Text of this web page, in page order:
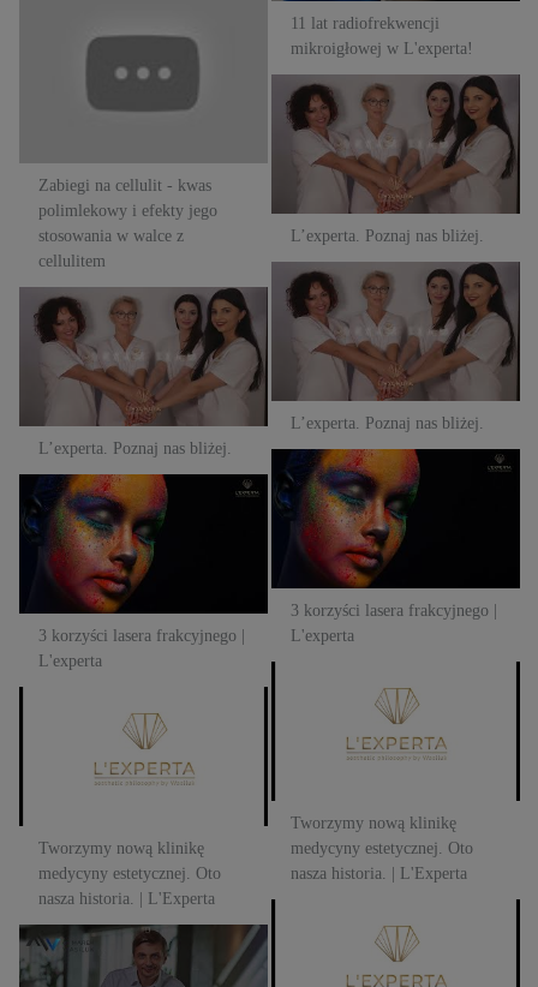
Zabiegi na cellulit - kwas
polimlekowy i efekty jego
stosowania w walce z
cellulitem
stosowania w walce z
L’experta. Poznaj nas bliżej.
L’experta. Poznaj nas bliżej.
Tworzymy nową klinikę
medycyny estetycznej. Oto
nasza historia. | L'Experta
Tworzymy nową klinikę
medycyny estetycznej. Oto
nasza historia. | L'Experta
L’experta. Poznaj nas bliżej.
L’experta. Poznaj nas bliżej.
Tworzymy nową klinikę
medycyny estetycznej. Oto
nasza historia. | L'Experta
L’experta. Poznaj nas bliżej.
L’experta. Poznaj nas bliżej.
Tworzymy nową klinikę
medycyny estetycznej. Oto
nasza historia. | L'Experta
Tworzymy nową klinikę
medycyny estetycznej. Oto
nasza historia. | L'Experta
11 lat radiofrekwencji
mikroigłowej w L'experta!
Powikłania po kwasie
polimlekowym - co może pójść
3 korzyści lasera frakcyjnego |
L'experta
3 korzyści lasera frakcyjnego |
L'experta
3 korzyści lasera frakcyjnego |
L'experta
3 korzyści lasera frakcyjnego |
L'experta